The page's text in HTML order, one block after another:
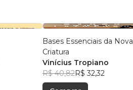
Bases Essenciais da Nova
Criatura
Vinícius Tropiano
R$ 40,82R$ 32,32